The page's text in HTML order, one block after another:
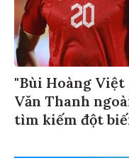
"Bùi Hoàng Việt
Văn Thanh
tìm kiếm đột